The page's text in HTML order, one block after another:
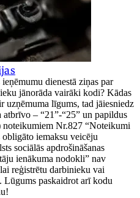
dienestā ziņas par
jānorāda vairāki kodi? Kādas
uzņēmuma līgums, tad jāiesniedz
– “21”-“25” un papildus
Nr.827 “Noteikumi
obligāto iemaksu veicēju
sociālās apdrošināšanas
ienākuma nodokli” nav
reģistrētu darbinieku vai
Lūgums paskaidrot arī kodu